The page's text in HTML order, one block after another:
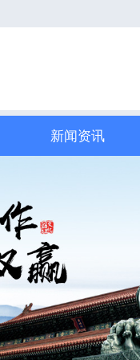
新闻资讯